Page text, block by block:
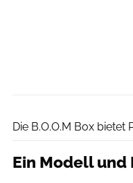
Die B.O.O.M Box
Ein Modell und